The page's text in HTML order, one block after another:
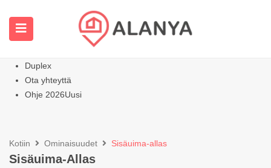
Kaikki ominaisuudet
Kuuma
Duplex
Ota yhteyttä
Ohje 2026Uusi
Kotiin Ominaisuudet Sisäuima-allas
Sisäuima-Allas